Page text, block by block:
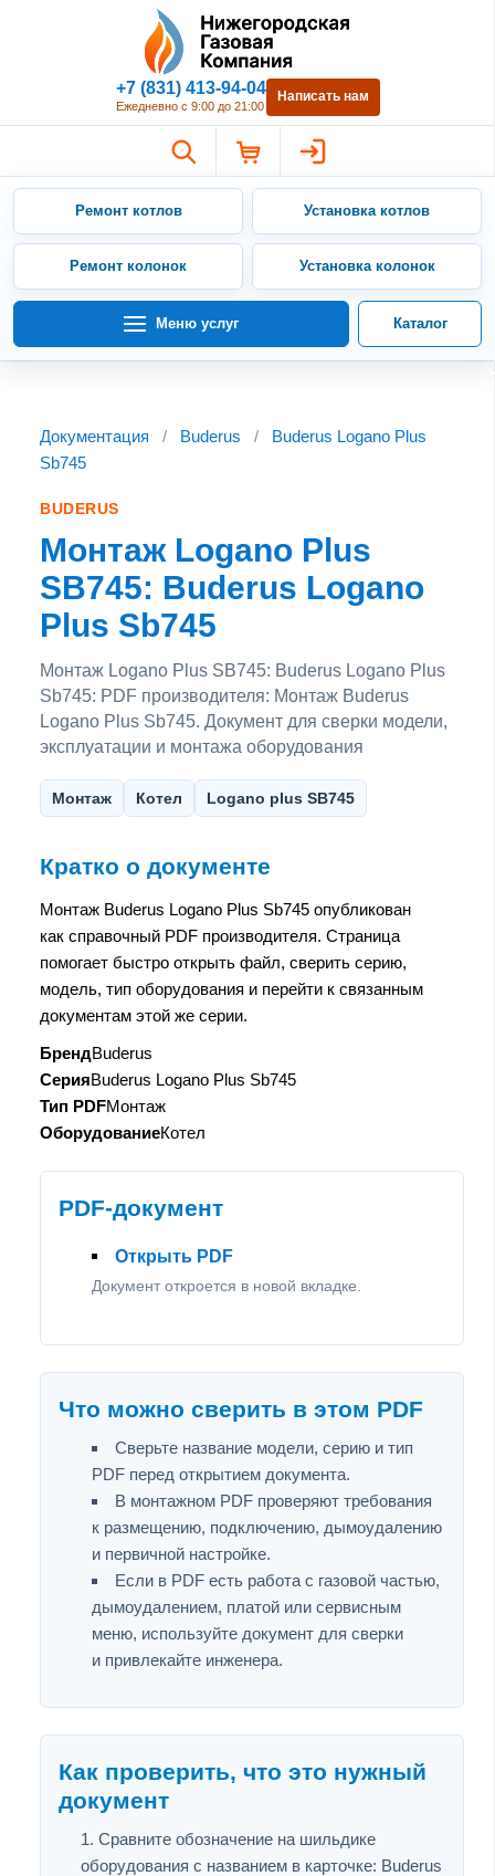
Нижегородская Газовая
+7 (831) 413-94-04
Ежедневно с 9:00 до 21:00
Написать нам
Ремонт котлов Установка котлов
Ремонт колонок Установка колонок
Меню услуг Каталог
Документация / Buderus /
Buderus Logano Plus
Sb745
BUDERUS
Монтаж Logano Plus
SB745: Buderus Logano
Plus Sb745
Монтаж Logano Plus SB745: Buderus Logano Plus
Sb745: PDF производителя: Монтаж Buderus
Logano Plus Sb745. Документ для сверки модели,
эксплуатации и монтажа оборудования
Монтаж Котел Logano plus SB745
Кратко о документе
Монтаж Buderus Logano Plus Sb745 опубликован
как справочный PDF производителя. Страница
помогает быстро открыть файл, сверить серию,
модель, тип оборудования и перейти к связанным
документам этой же серии.
БрендBuderus
СерияBuderus Logano Plus Sb745
Тип PDFМонтаж
ОборудованиеКотел
PDF-документ
Открыть PDF
Документ откроется в новой вкладке.
Что можно сверить в этом PDF
Сверьте название модели, серию и тип
PDF перед открытием документа.
В монтажном PDF проверяют требования
к размещению, подключению, дымоудалению
и первичной настройке.
Если в PDF есть работа с газовой частью,
дымоудалением, платой или сервисным
меню, используйте документ для сверки
и привлекайте инженера.
Как проверить, что это нужный
документ
Сравните обозначение на шильдике
оборудования с названием в карточке: Buderus